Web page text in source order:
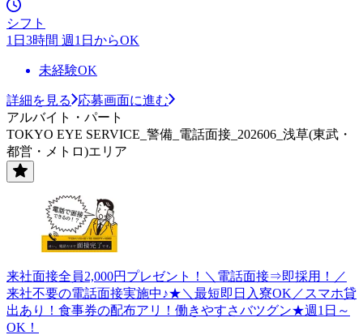
シフト
1日3時間 週1日からOK
未経験OK
詳細を見る
応募画面に進む
アルバイト・パート
TOKYO EYE SERVICE_警備_電話面接_202606_浅草(東武・
都営・メトロ)エリア
来社面接全員2,000円プレゼント！＼電話面接⇒即採用！／
来社不要の電話面接実施中♪★＼最短即日入寮OK／スマホ貸
出あり！食事券の配布アリ！働きやすさバツグン★週1日～
OK！